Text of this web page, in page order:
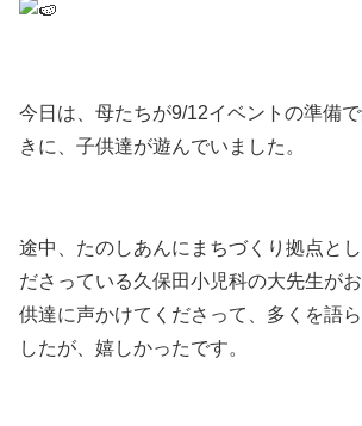
今日は、母たちが9/12イベントの準備
きに、子供達が遊んでいました。
途中、たのしあんにまちづくり拠点と
ださっている久保田小児科の大先生が
供達に声かけてくださって、多くを語
したが、嬉しかったです。